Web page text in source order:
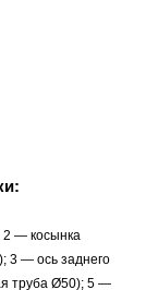
2 — косынка
3 — ось заднего
труба Ø50); 5 —